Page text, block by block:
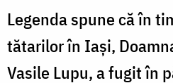
Legenda spune că în
tătarilor în Iași,
Vasile Lupu, a fugit în